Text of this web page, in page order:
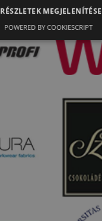
RÉSZLETEK MEGJELENÍTÉSE
POWERED BY COOKIESCRIPT